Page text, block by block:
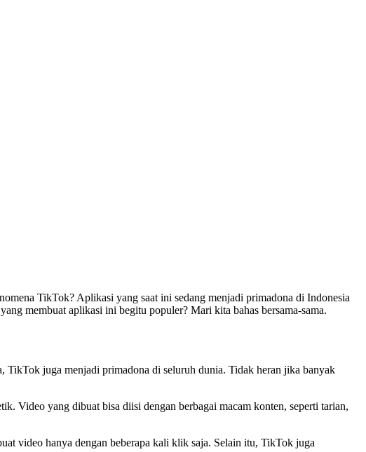
TikTok? Aplikasi yang saat ini sedang menjadi primadona di Indonesia
membuat aplikasi ini begitu populer? Mari kita bahas bersama-sama.
TikTok juga menjadi primadona di seluruh dunia. Tidak heran jika banyak
Video yang dibuat bisa diisi dengan berbagai macam konten, seperti tarian,
video hanya dengan beberapa kali klik saja. Selain itu, TikTok juga